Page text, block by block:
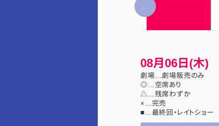
08月06日(木)
劇場…劇場販売のみ
◎…空席あり
△…残席わずか
×…完売
■ …最終回・レイトショー